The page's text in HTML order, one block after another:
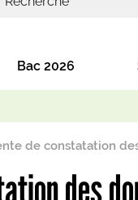
Bac 2026
de constatation
des